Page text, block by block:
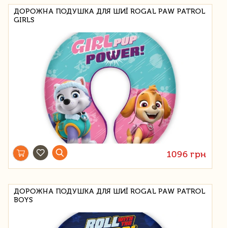
ДОРОЖНА ПОДУШКА ДЛЯ ШИЇ ROGAL PAW PATROL
GIRLS
1096 грн
ДОРОЖНА ПОДУШКА ДЛЯ ШИЇ ROGAL PAW PATROL
BOYS